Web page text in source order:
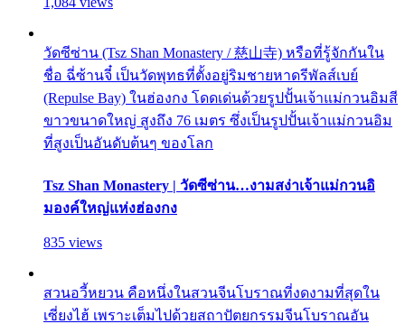
วัดซีซ่าน (Tsz Shan Monastery / 慈山寺) หรือที่รู้จักกันใน
ชื่อ ฉี่ซ้านจี๋ เป็นวัดพุทธที่ตั้งอยู่ริมชายหาดรีพัลส์เบย์
(Repulse Bay) ในฮ่องกง โดดเด่นด้วยรูปปั้นเจ้าแม่กวนอิมสี
ขาวขนาดใหญ่ สูงถึง 76 เมตร ซึ่งเป็นรูปปั้นเจ้าแม่กวนอิม
ที่สูงเป็นอันดับต้นๆ ของโลก
Tsz Shan Monastery | วัดซีซ่าน…งามสง่าเจ้าแม่กวนอิ
มองค์ใหญ่แห่งฮ่องกง
835 views
สวนอวี้หยวน คือหนึ่งในสวนจีนโบราณที่งดงามที่สุดใน
เซี่ยงไฮ้ เพราะเต็มไปด้วยสถาปัตยกรรมจีนโบราณอัน